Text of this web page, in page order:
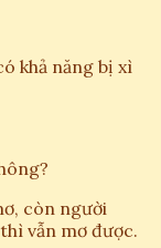
khả năng bị xì
còn người
vẫn mơ được.